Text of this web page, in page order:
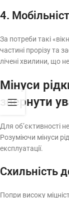
4.
За потреби такі
частині прорізу та
лічені хвилини, що
Мінуси
звернути
Для об’єктивності
Розуміючи мінуси
експлуатації.
Схильність
Попри високу